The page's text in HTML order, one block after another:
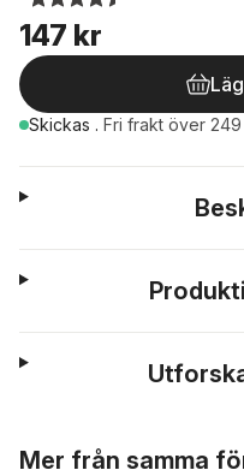
147 kr
Skickas . Fri frakt över 249
Mer från samma